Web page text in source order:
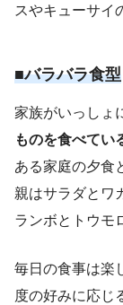
スやキューサイ
■バラバラ食型
家族がいっしょ
ものを食べてい
ある家庭の夕食
親はサラダとワ
ランボとトウモ
毎日の食事は楽
度の好みに応じ